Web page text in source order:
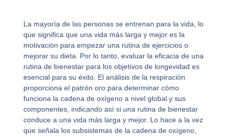
La mayoría de las personas se entrenan para la vida, lo
que significa que una vida más larga y mejor es la
motivación para empezar una rutina de ejercicios o
mejorar su dieta. Por lo tanto, evaluar la eficacia de una
rutina de bienestar para los objetivos de longevidad es
esencial para su éxito. El análisis de la respiración
proporciona el patrón oro para determinar cómo
funciona la cadena de oxígeno a nivel global y sus
componentes, indicando así si una rutina de bienestar
conduce a una vida más larga y mejor. Lo hace a la vez
que señala los subsistemas de la cadena de oxígeno,